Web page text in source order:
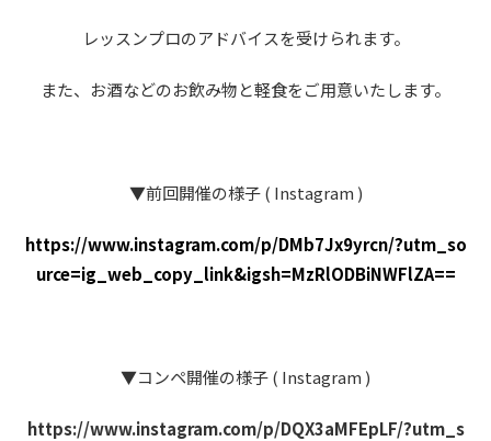
レッスンプロのアドバイスを受けられます。
また、お酒などのお飲み物と軽食をご用意いたします。
▼前回開催の様子 ( Instagram )
https://www.instagram.com/p/DMb7Jx9yrcn/?utm_so
urce=ig_web_copy_link&igsh=MzRlODBiNWFlZA==
▼コンペ開催の様子 ( Instagram )
https://www.instagram.com/p/DQX3aMFEpLF/?utm_s